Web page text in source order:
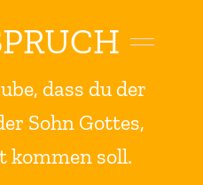
dass du der
Sohn Gottes,
kommen soll.